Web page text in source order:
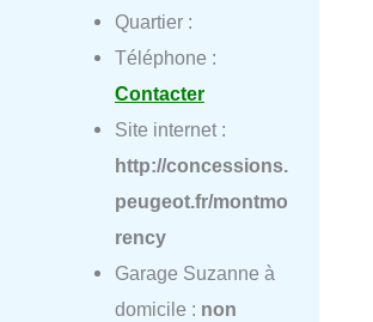
Quartier :
Téléphone :
Contacter
Site internet :
http://concessions.
peugeot.fr/montmo
rency
Garage Suzanne à
domicile : non